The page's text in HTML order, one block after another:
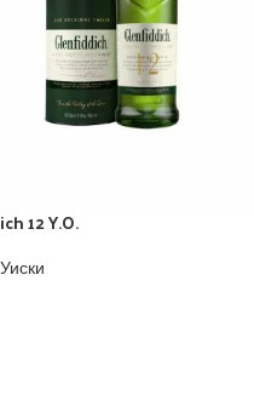
12 Y.O.
Уиски